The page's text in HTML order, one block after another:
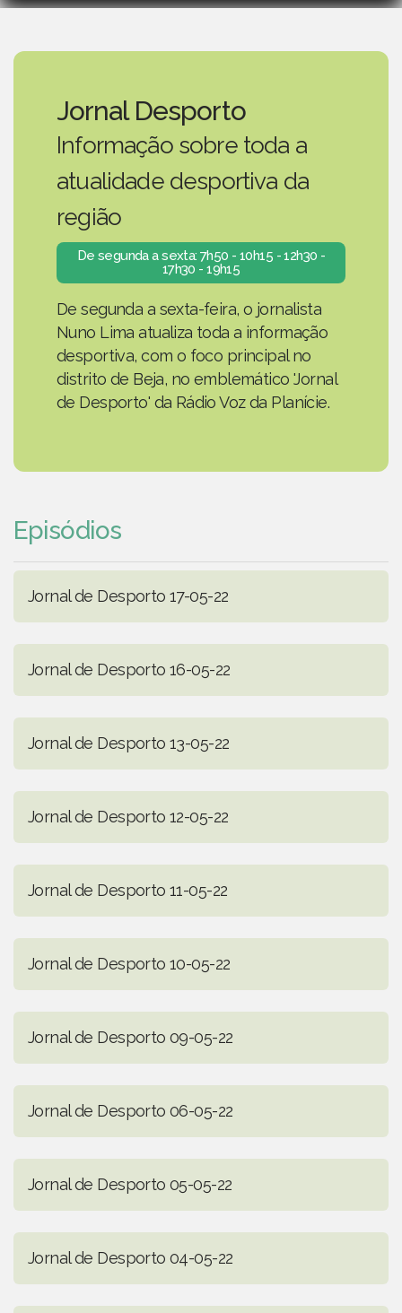
Jornal Desporto
Informação sobre toda a
atualidade desportiva da
região
De segunda a sexta: 7h50 - 10h15 - 12h30 -
17h30 - 19h15
De segunda a sexta-feira, o jornalista
Nuno Lima atualiza toda a informação
desportiva, com o foco principal no
distrito de Beja, no emblemático 'Jornal
de Desporto' da Rádio Voz da Planície.
Episódios
Jornal de Desporto 17-05-22
Jornal de Desporto 16-05-22
Jornal de Desporto 13-05-22
Jornal de Desporto 12-05-22
Jornal de Desporto 11-05-22
Jornal de Desporto 10-05-22
Jornal de Desporto 09-05-22
Jornal de Desporto 06-05-22
Jornal de Desporto 05-05-22
Jornal de Desporto 04-05-22